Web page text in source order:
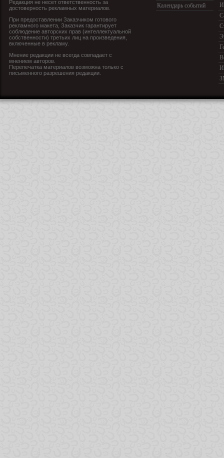
Редакция не несет ответственность за
достоверность рекламных материалов.
При предоставлении Заказчиком готового
рекламного макета, Заказчик гарантирует
соблюдение авторских прав (интеллектуальной
собственности) третьих лиц на произведения,
включенные в рекламу.
Мнение редакции не всегда совпадает с
мнением авторов.
Перепечатка материалов возможна только с
письменного разрешения редакции.
Календарь событий